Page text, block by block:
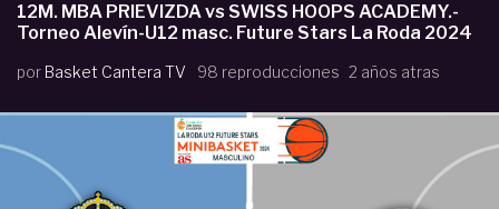
12M. MBA PRIEVIZDA vs SWISS HOOPS ACADEMY.-
Torneo Alevín-U12 masc. Future Stars La Roda 2024
por Basket Cantera TV 98 reproducciones 2 años atras